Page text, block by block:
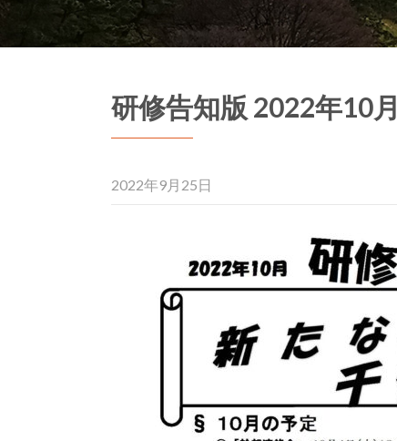
研修告知版 2022年10月
2022年9月25日